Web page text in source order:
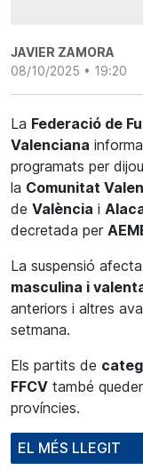
JAVIER ZAMORA
08/10/2025 • 19:20
La Federació de
Valenciana
programats per
la Comunitat
de València i
decretada per
La suspensió
masculina i
anteriors i altres
setmana.
Els partits de
FFCV també
províncies.
EL MÉS LLEGIT